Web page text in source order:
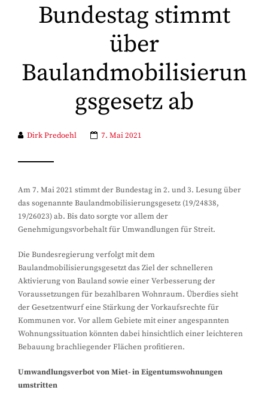
Bundestag stimmt
über
Baulandmobilisierun
gsgesetz ab
Dirk Predoehl 7. Mai 2021
Am 7. Mai 2021 stimmt der Bundestag in 2. und 3. Lesung über
das sogenannte Baulandmobilisierungsgesetz (19/24838,
19/26023) ab. Bis dato sorgte vor allem der
Genehmigungsvorbehalt für Umwandlungen für Streit.
Die Bundesregierung verfolgt mit dem
Baulandmobilisierungsgesetzt das Ziel der schnelleren
Aktivierung von Bauland sowie einer Verbesserung der
Voraussetzungen für bezahlbaren Wohnraum. Überdies sieht
der Gesetzentwurf eine Stärkung der Vorkaufsrechte für
Kommunen vor. Vor allem Gebiete mit einer angespannten
Wohnungssituation könnten dabei hinsichtlich einer leichteren
Bebauung brachliegender Flächen profitieren.
Umwandlungsverbot von Miet- in Eigentumswohnungen
umstritten